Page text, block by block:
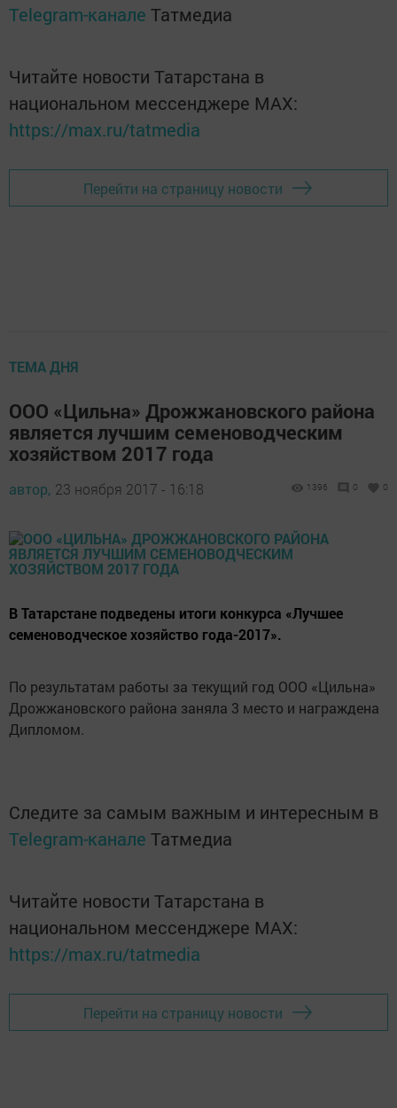
Telegram-канале Татмедиа
Читайте новости Татарстана в
национальном мессенджере MАХ:
https://max.ru/tatmedia
Перейти на страницу новости
ТЕМА ДНЯ
ООО «Цильна» Дрожжановского района
является лучшим семеноводческим
хозяйством 2017 года
автор, 23 ноября 2017 - 16:18 1396 0 0
В Татарстане подведены итоги конкурса «Лучшее
семеноводческое хозяйство года-2017».
По результатам работы за текущий год ООО «Цильна»
Дрожжановского района заняла 3 место и награждена
Дипломом.
Следите за самым важным и интересным в
Telegram-канале Татмедиа
Читайте новости Татарстана в
национальном мессенджере MАХ:
https://max.ru/tatmedia
Перейти на страницу новости